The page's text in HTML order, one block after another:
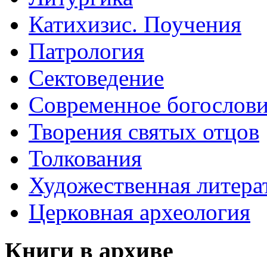
Катихизис. Поучения
Патрология
Сектоведение
Современное
Творения святых отцов
Толкования
Художественная
Церковная археология
Книги в архиве